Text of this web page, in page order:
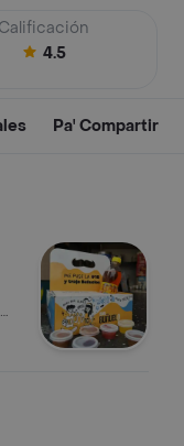
Calificación
4.5
Pa' Compartir